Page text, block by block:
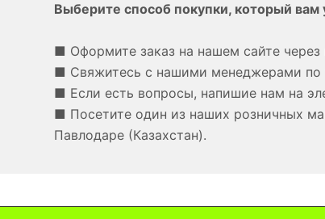
Выберите способ покупки, который вам
■ Оформите заказ на нашем сайте через
■ Свяжитесь с нашими менеджерами по
■ Если есть вопросы, напишие нам на
■ Посетите один из наших розничных
Павлодаре (Казахстан).